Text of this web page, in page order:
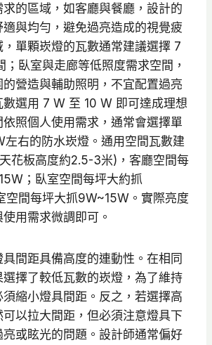
的區域，如客廳與餐廳，設計的
與均勻，避免過亮造成的視覺疲
單顆崁燈的瓦數通常建議選擇 7
臥室與走廊等低照度需求空間，
營造與輔助照明，不宜配置過亮
數選用 7 W 至 10 W 即可達成理想
照個人使用需求，通常會選擇單
左右的防水崁燈。通用空間瓦數建
花板高度約2.5-3米)，客廳空間每
；臥室空間每坪大約抓
空間每坪大抓9W~15W。實際亮度
用需求微調即可。
間距具備高度的連動性。在相同
擇了較低瓦數的崁燈，為了維持
縮小燈具間距。反之，若選擇高
以拉大間距，但必須注意燈具下
或眩光的問題。設計師通常偏好